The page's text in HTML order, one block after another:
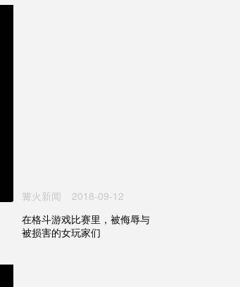
篝火新闻
2018-09-12
在格斗游戏比赛里，被侮辱与
被损害的女玩家们